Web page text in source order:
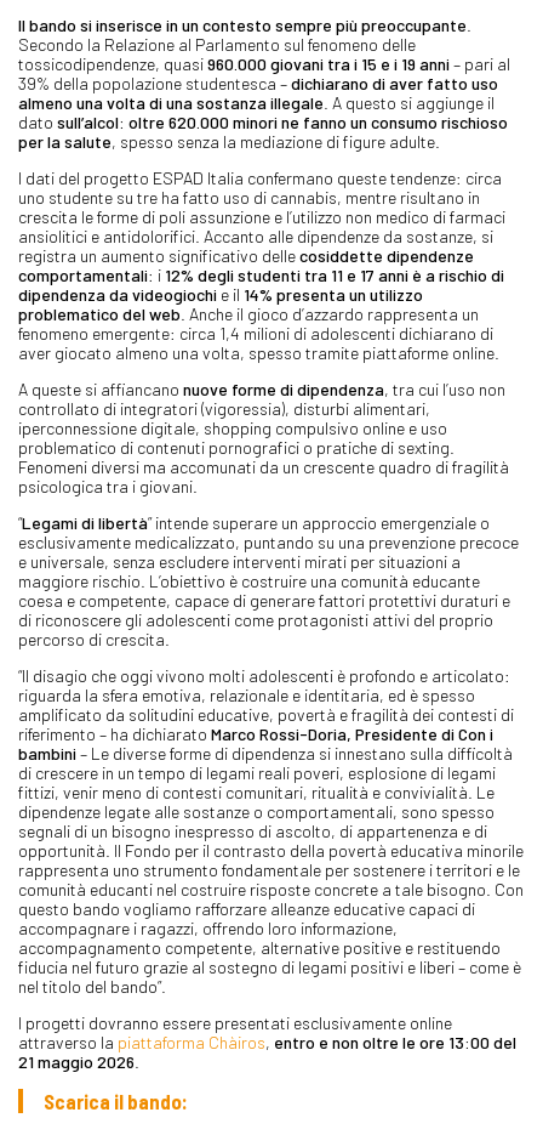
Il bando si inserisce in un contesto sempre più preoccupante
Secondo la Relazione al Parlamento sul fenomeno delle
tossicodipendenze, quasi960.000 giovani tra i 15 e i 19 anni– pari al
39% della popolazione studentesca –dichiarano di aver fatto uso
almeno una volta di una sostanza illegale . A questo si aggiunge il
dato sull’alcol: oltre 620.000 minori ne fanno un consumo rischioso
per la salute, spesso senza la mediazione di figure adulte.
I dati del progetto ESPAD Italia confermano queste tendenze: circa
uno studente su tre ha fatto uso di cannabis, mentre risultano in
crescita le forme di poli assunzione e l’utilizzo non medico di farmaci
ansiolitici e antidolorifici. Accanto alle dipendenze da sostanze, si
registra un aumento significativo dellecosiddette dipendenze
comportamentali: i 12% degli studenti tra 11 e 17 anni è a rischio di
dipendenza da videogiochi e il 14% presenta un utilizzo
problematico del web . Anche il gioco d’azzardo rappresenta un
fenomeno emergente: circa 1,4 milioni di adolescenti dichiarano di
aver giocato almeno una volta, spesso tramite piattaforme online.
A queste si affiancano nuove forme di dipendenza, tra cui l’uso non
controllato di integratori (vigoressia), disturbi alimentari,
iperconnessione digitale, shopping compulsivo online e uso
problematico di contenuti pornografici o pratiche di sexting.
Fenomeni diversi ma accomunati da un crescente quadro di fragilità
psicologica tra i giovani.
“Legami di libertà” intende superare un approccio emergenziale o
esclusivamente medicalizzato, puntando su una prevenzione precoce
e universale, senza escludere interventi mirati per situazioni a
maggiore rischio. L’obiettivo è costruire una comunità educante
coesa e competente, capace di generare fattori protettivi duraturi e
di riconoscere gli adolescenti come protagonisti attivi del proprio
percorso di crescita.
“Il disagio che oggi vivono molti adolescenti è profondo e articolato:
riguarda la sfera emotiva, relazionale e identitaria, ed è spesso
amplificato da solitudini educative, povertà e fragilità dei contesti di
riferimento – ha dichiarato Marco Rossi-Doria, Presidente di Con i
bambini– Le diverse forme di dipendenza si innestano sulla difficoltà
di crescere in un tempo di legami reali poveri, esplosione di legami
fittizi, venir meno di contesti comunitari, ritualità e convivialità. Le
dipendenze legate alle sostanze o comportamentali, sono spesso
segnali di un bisogno inespresso di ascolto, di appartenenza e di
opportunità. Il Fondo per il contrasto della povertà educativa minorile
rappresenta uno strumento fondamentale per sostenere i territori e le
comunità educanti nel costruire risposte concrete a tale bisogno. Con
questo bando vogliamo rafforzare alleanze educative capaci di
accompagnare i ragazzi, offrendo loro informazione,
accompagnamento competente, alternative positive e restituendo
fiducia nel futuro grazie al sostegno di legami positivi e liberi – come è
nel titolo del bando”.
I progetti dovranno essere presentati esclusivamente online
attraverso la piattaforma Chàiros, entro e non oltre le ore 13:00 del
21 maggio 2026
Scarica il bando: